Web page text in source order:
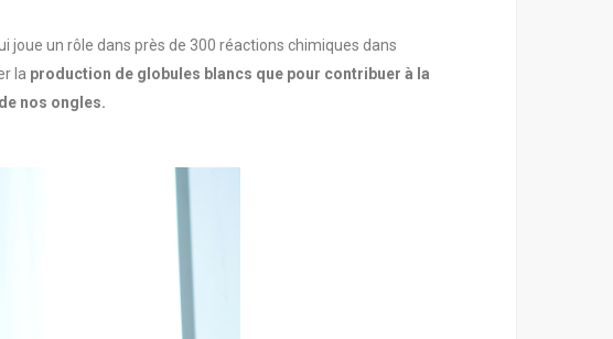
joue un rôle dans près de 300 réactions chimiques dans
la production de globules blancs que pour contribuer à la
nos ongles.